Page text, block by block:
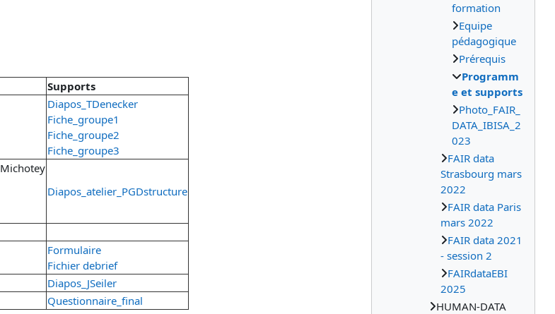
Supports
Diapos_TDenecker
Fiche_groupe1
Fiche_groupe2
Fiche_groupe3
Diapos_atelier_PGDstructure
Formulaire
Fichier debrief
Diapos_JSeiler
Questionnaire_final
formation
Equipe
pédagogique
Prérequis
Programm
e et supports
Photo_FAIR_
DATA_IBISA_2
023
FAIR data
Strasbourg mars
2022
FAIR data Paris
mars 2022
FAIR data 2021
- session 2
FAIRdataEBI
2025
HUMAN-DATA